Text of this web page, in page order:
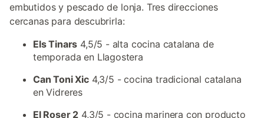
embutidos y pescado de lonja. Tres direcciones
cercanas para descubrirla:
Els Tinars 4,5/5 - alta cocina catalana de
temporada en Llagostera
Can Toni Xic4,3/5 - cocina tradicional catalana
en Vidreres
El Roser 2 4,3/5 - cocina marinera con producto